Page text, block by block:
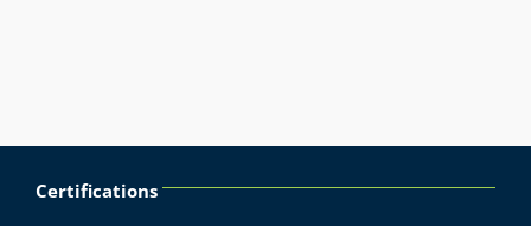
Certifications